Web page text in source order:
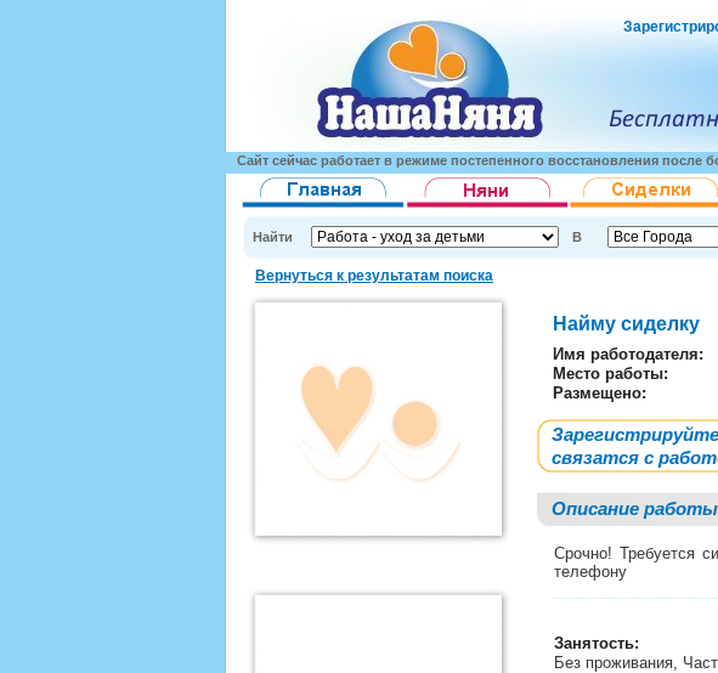
Сайт сейчас работает в режиме постепенного восстановления
Найти В
Вернуться к результатам поиска
Найму сиделку
Имя работодателя:
Место работы:
Размещено:
связатся с
Описание работы
Срочно! Требуется
телефону
Занятость:
Без проживания,